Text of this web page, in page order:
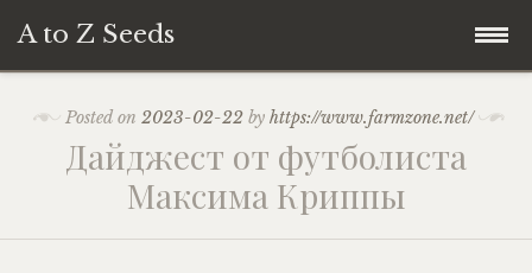
A to Z Seeds
content
HomePosted on2023-02-22 byhttps://www.farmzone.net/
Дайджест от футболиста
Максима Криппы